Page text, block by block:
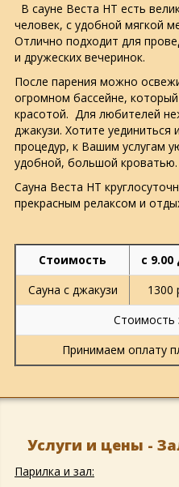
В сауне Веста НТ есть
человек, с удобной мягкой
Отлично подходит для
и дружеских вечеринок.
После парения можно
огромном бассейне,
красотой. Для любителей
джакузи. Хотите уединиться
процедур, к Вашим услугам
удобной, большой кроватью.
Сауна Веста НТ
прекрасным релаксом и
Стоимость с 9.00
Сауна с джакузи
1300
Стоимость
Принимаем оплату
Услуги и цены -
Парилка и зал: